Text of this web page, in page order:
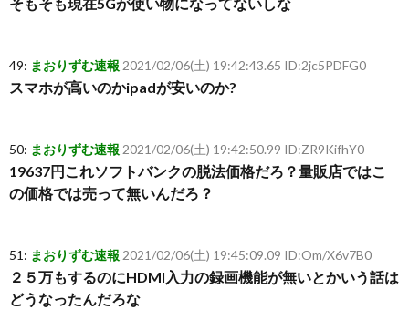
49: まおりずむ速報 2021/02/06(土) 19:42:43.65 ID:2jc5PDFG0
スマホが高いのかipadが安いのか?
50: まおりずむ速報 2021/02/06(土) 19:42:50.99 ID:ZR9KifhY0
19637円これソフトバンクの脱法価格だろ？量販店ではこ
の価格では売って無いんだろ？
51: まおりずむ速報 2021/02/06(土) 19:45:09.09 ID:Om/X6v7B0
２５万もするのにHDMI入力の録画機能が無いとかいう話は
どうなったんだろな